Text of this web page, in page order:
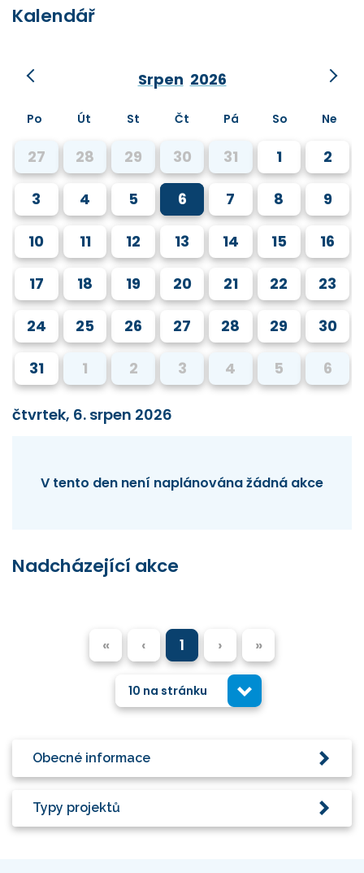
Kalendář
Srpen 2026
Po Út St Čt Pá So Ne
27 28 29 30 31 1 2
3 4 5 6 7 8 9
10 11 12 13 14 15 16
17 18 19 20 21 22 23
24 25 26 27 28 29 30
31 1 2 3 4 5 6
čtvrtek, 6. srpen 2026
V tento den není naplánována žádná akce
Nadcházející akce
« ‹ 1 › »
10 na stránku
Obecné informace
Typy projektů